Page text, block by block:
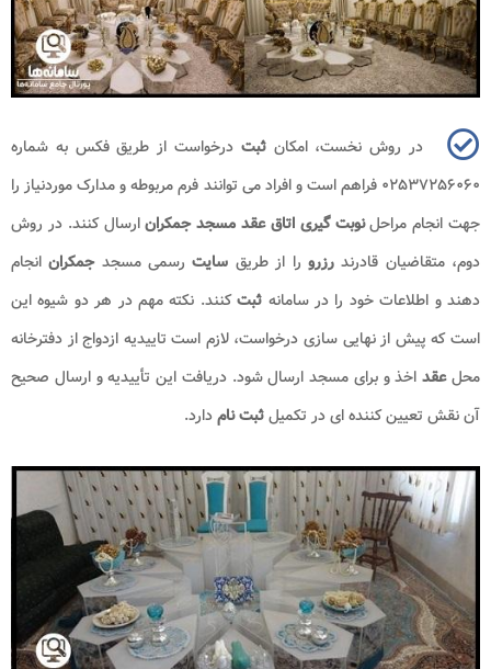
در روش نخست، امکانثبت درخواست از طریق فکس به شماره
۰۲۵۳۷۲۵۶۰۶۰ فراهم است و افراد می توانند فرم مربوطه و مدارک موردنیاز را
جهت انجام مراحلنوبت گیری اتاق عقد مسجد جمکرانارسال کنند. در روش
دوم، متقاضیان قادرندرزرو را از طریق سایت رسمی مسجدجمکران انجام
دهند و اطلاعات خود را در سامانه ثبتکنند. نکته مهم در هر دو شیوه این
است که پیش از نهایی سازی درخواست، لازم است تاییدیه ازدواج از دفترخانه
محلعقد اخذ و برای مسجد ارسال شود. دریافت این تأییدیه و ارسال صحیح
آن نقش تعیین کننده ای در تکمیلثبت نامدارد.